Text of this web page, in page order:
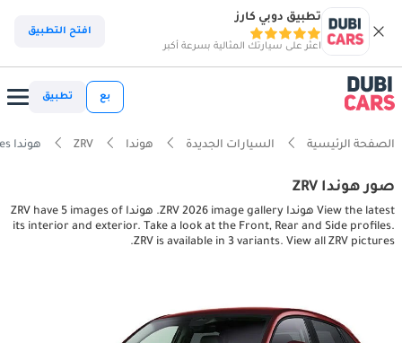
تطبيق دوبي كارز
اعثر على سيارتك المثالية بسرعة أكبر
افتح التطبيق
بع تطبيق
الصفحة الرئيسية السيارات الجديدة هوندا ZRV هوندا ZRV interior, exterior pictures
صور هوندا ZRV
View the latest هوندا ZRV 2026 image gallery. هوندا ZRV have 5 images of
its interior and exterior. Take a look at the Front, Rear and Side profiles.
ZRV is available in 3 variants. View all ZRV pictures.